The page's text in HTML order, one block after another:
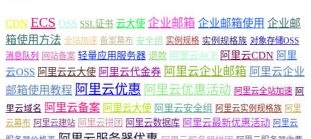
CDN ECS OSS SSL证书 云大使 企业邮箱 企业邮箱使用 企业邮
箱使用方法 全站加速 备案幕布 安全组 实例规格 实例规格族 对象存储OSS
消息队列
网站备案 轻量应用服务器 退款 阿里云ACP 阿里云CDN 阿里
云OSS 阿里云云大使 阿里云代金券 阿里云企业邮箱 阿里云企业
邮箱使用教程 阿里云优惠 阿里云优惠活动 阿里云全站加速 阿
里云域名 阿里云备案 阿里云大使 阿里云安全组 阿里云实例规格族 阿里
云幕布 阿里云建站 阿里云拼团 阿里云数据库 阿里云最新优惠活动 阿里云